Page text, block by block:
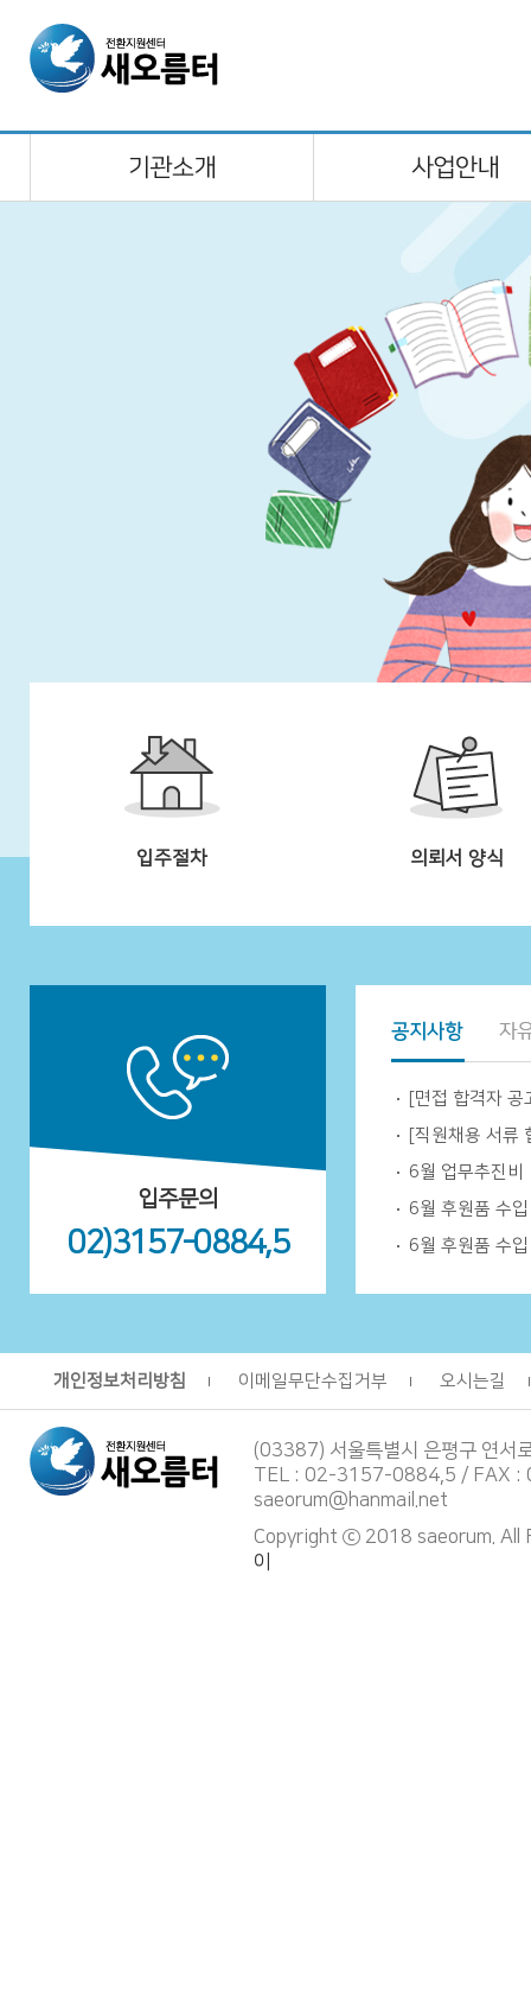
입주절차 의뢰서 양식
입주문의
02)3157-0884,5
[면접 합격자 공
[직원채용 서류
6월 업무추진비
6월 후원품 수
6월 후원품 수
개인정보처리방침 이메일무단수집거부 오시는길
(03387) 서울특별시 은평구 연서
TEL : 02-3157-0884,5 / FAX :
saeorum@hanmail.net
Copyright ⓒ 2018 saeorum. All
이